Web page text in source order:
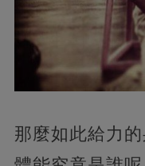
那麼如此給力